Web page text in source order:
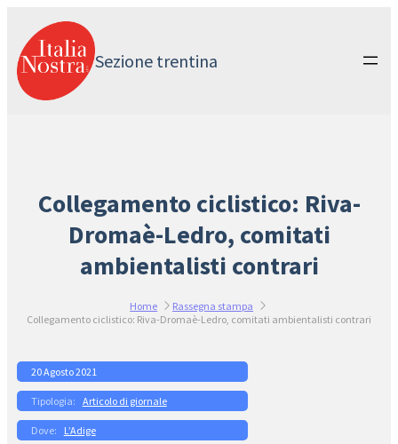
contenuto
Sezione trentina
Collegamento ciclistico: Riva-
Dromaè-Ledro, comitati
ambientalisti contrari
Home
Rassegna stampa
Collegamento ciclistico: Riva-Dromaè-Ledro, comitati ambientalisti contrari
20 Agosto 2021
Articolo di giornale
L’Adige